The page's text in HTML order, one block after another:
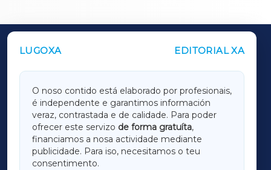
LUGOXA EDITORIAL XA
O noso contido está elaborado por profesionais,
é independente e garantimos información
veraz, contrastada e de calidade. Para poder
ofrecer este servizo de forma gratuíta,
financiamos a nosa actividade mediante
publicidade. Para iso, necesitamos o teu
consentimento.
OUTROS PERIÓDICOS
LUGOXA
TERRACHAXA